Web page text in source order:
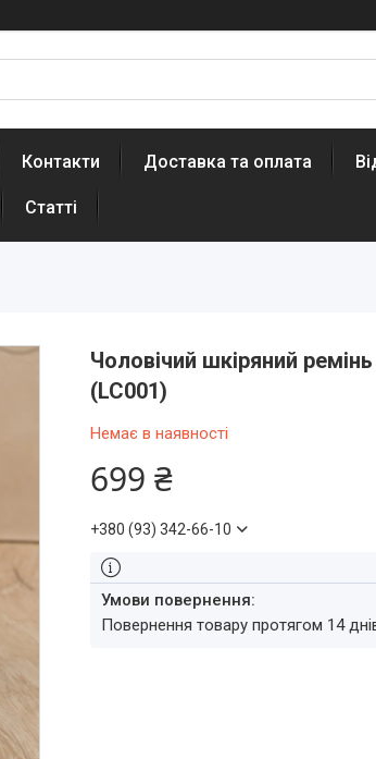
Контакти Доставка та оплата
Статті
Чоловічий шкіряний
(LC001)
Немає в наявності
699 ₴
+380 (93) 342-66-10
повернення товару протягом 14